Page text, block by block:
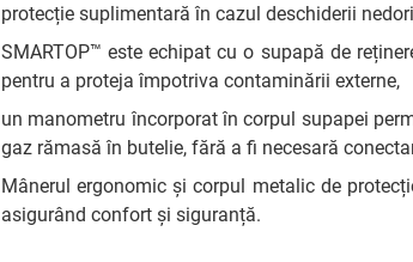
protecție suplimentară în cazul deschiderii
SMARTOP™ este echipat cu o supapă de
pentru a proteja împotriva contaminării externe,
un manometru încorporat în corpul supapei
gaz rămasă în butelie, fără a fi necesară
Mânerul ergonomic și corpul metalic de
asigurând confort și siguranță.